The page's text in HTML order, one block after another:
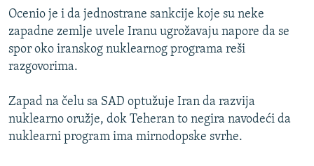
POST SCRIPTUM
MOJA EVROPA
TRI DECENIJE OD RATA U BIH
NASTANAK I RASPAD JUGOSLAVIJE
Ocenio je i da jednostrane sankcije koje su neke
zapadne zemlje uvele Iranu ugrožavaju napore da se
spor oko iranskog nuklearnog programa reši
razgovorima.
Zapad na čelu sa SAD optužuje Iran da razvija
nuklearno oružje, dok Teheran to negira navodeći da
nuklearni program ima mirnodopske svrhe.